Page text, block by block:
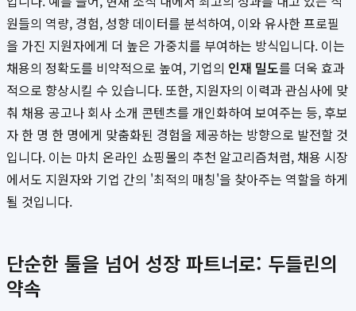
원들의 역량, 경험, 성향 데이터를 분석하여, 이와 유사한 프로필
을 가진 지원자에게 더 높은 가중치를 부여하는 방식입니다. 이는
채용의 정확도를 비약적으로 높여, 기업의 인재 밀도를 더욱 효과
적으로 향상시킬 수 있습니다. 또한, 지원자의 이력과 관심사에 맞
춰 채용 공고나 회사 소개 콘텐츠를 개인화하여 보여주는 등, 후보
자 한 명 한 명에게 맞춤화된 경험을 제공하는 방향으로 발전할 것
입니다. 이는 마치 온라인 쇼핑몰의 추천 알고리즘처럼, 채용 시장
에서도 지원자와 기업 간의 '최적의 매칭'을 찾아주는 역할을 하게
될 것입니다.
단순한 툴을 넘어 성장 파트너로: 두들린의
약속